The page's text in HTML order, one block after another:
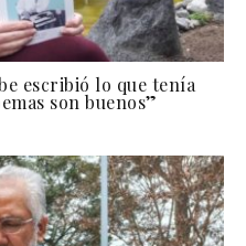
escribió lo que tenía
son buenos”